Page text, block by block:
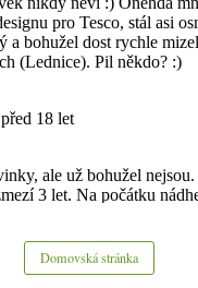
Domovská stránka